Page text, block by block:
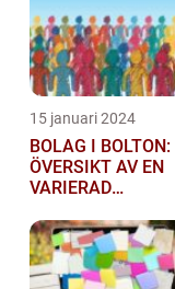
15 januari 2024
BOLAG I BOLTON:
ÖVERSIKT AV EN
VARIERAD